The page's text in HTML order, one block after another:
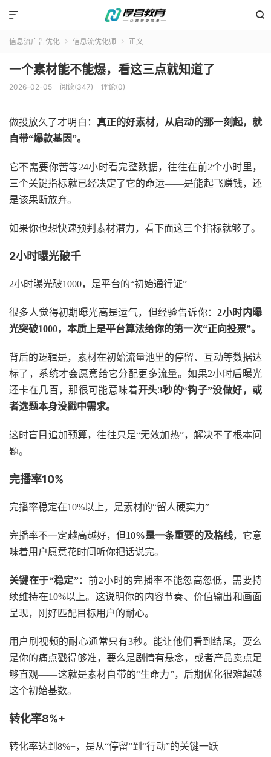


信息流广告优化  信息流优化师  正文
一个素材能不能爆，看这三点就知道了
2026-02-05 阅读(347) 评论(0)
做投放久了才明白： 真正的好素材，从启动的那一刻起，就
自带“爆款基因”。
它不需要你苦等24小时看完整数据，往往在前2个小时里，
三个关键指标就已经决定了它的命运——是能起飞赚钱，还
是该果断放弃。
如果你也想快速预判素材潜力，看下面这三个指标就够了。
2小时曝光破千
2小时曝光破1000，是平台的“初始通行证”
很多人觉得初期曝光高是运气，但经验告诉你：2小时内曝
光突破1000，本质上是平台算法给你的第一次“正向投票”。
背后的逻辑是，素材在初始流量池里的停留、互动等数据达
标了，系统才会愿意给它分配更多流量。如果2小时后曝光
还卡在几百，那很可能意味着开头3秒的“钩子”没做好，或
者选题本身没戳中需求。
这时盲目追加预算，往往只是“无效加热”，解决不了根本问
题。
完播率10%
完播率稳定在10%以上，是素材的“留人硬实力”
完播率不一定越高越好，但10%是一条重要的及格线，它意
味着用户愿意花时间听你把话说完。
关键在于“稳定”：前2小时的完播率不能忽高忽低，需要持
续维持在10%以上。这说明你的内容节奏、价值输出和画面
呈现，刚好匹配目标用户的耐心。
用户刷视频的耐心通常只有3秒。能让他们看到结尾，要么
是你的痛点戳得够准，要么是剧情有悬念，或者产品卖点足
够直观——这就是素材自带的“生命力”，后期优化很难超越
这个初始基数。
转化率8%+
转化率达到 8%+，是从“停留”到“行动”的关键一跃